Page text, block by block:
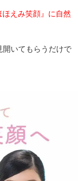
えみ笑顔』に自然
開いてもらうだけで